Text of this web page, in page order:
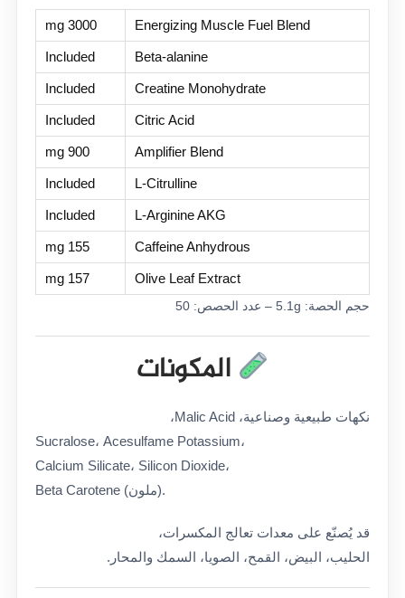
Energizing Muscle Fuel Blend
3000 mg
Beta-alanine
Included
Creatine Monohydrate
Included
Citric Acid
Included
Amplifier Blend
900 mg
L-Citrulline
Included
L-Arginine AKG
Included
Caffeine Anhydrous
155 mg
Olive Leaf Extract
157 mg
حجم الحصة: 5.1g – عدد الحصص: 50
المكونات
نكهات طبيعية وصناعية، Malic Acid،
Sucralose، Acesulfame Potassium،
Calcium Silicate، Silicon Dioxide،
Beta Carotene (ملون).
قد يُصنّع على معدات تعالج المكسرات،
الحليب، البيض، القمح، الصويا، السمك والمحار.